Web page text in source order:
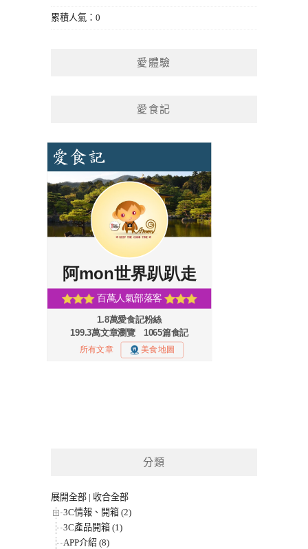
累積人氣：0
愛體驗
愛食記
分類
展開全部 | 收合全部
3C情報、開箱 (2)
3C產品開箱 (1)
APP介紹 (8)